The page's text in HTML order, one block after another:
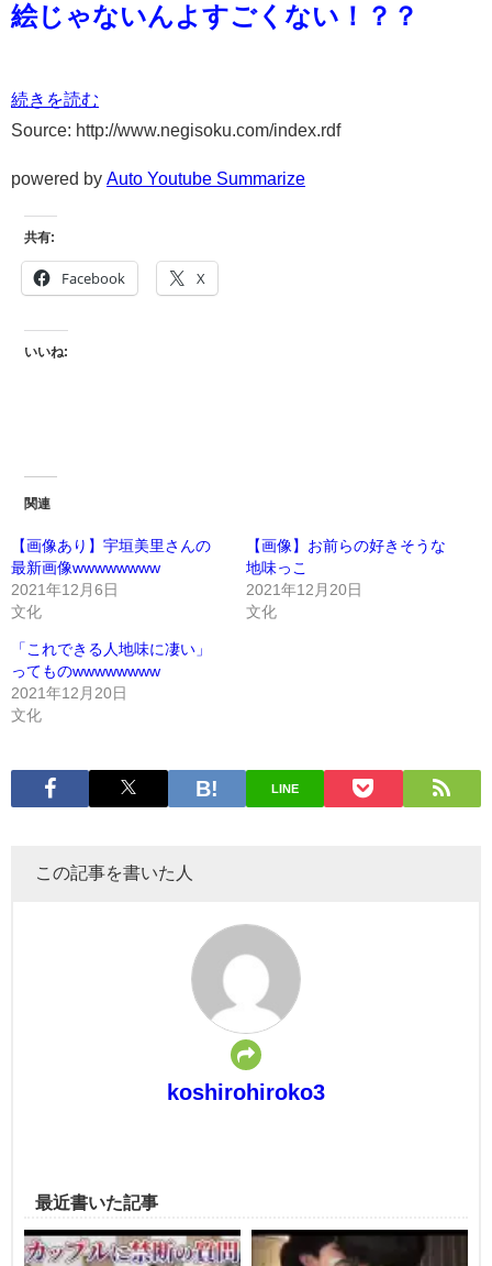
絵じゃないんよすごくない！？？
続きを読む
Source: http://www.negisoku.com/index.rdf
powered by Auto Youtube Summarize
共有:
Facebook X
いいね:
関連
【画像あり】宇垣美里さんの
最新画像wwwwwwww
2021年12月6日
文化
【画像】お前らの好きそうな
地味っこ
2021年12月20日
文化
「これできる人地味に凄い」
ってものwwwwwwww
2021年12月20日
文化
LINE
この記事を書いた人
koshirohiroko3
最近書いた記事